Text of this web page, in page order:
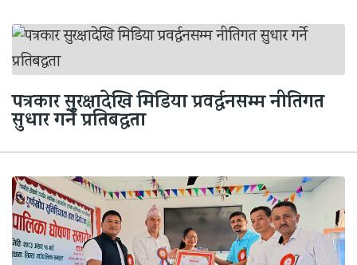
पत्रकार सुरक्षादेखि मिडिया प्रवर्द्धनसम्म नीतिगत
सुधार गर्ने प्रतिबद्धता